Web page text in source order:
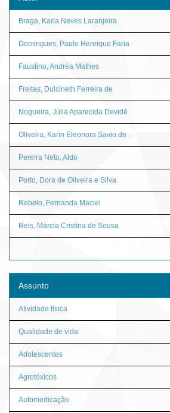
Braga, Karla Neves Laranjeira
Domingues, Paulo Henrique Faria
Faustino, Andréa Mathes
Freitas, Dulcineth Ferreira de
Nogueira, Júlia Aparecida Devidé
Oliveira, Karin Eleonora Savio de
Pereira Neto, Aldo
Porto, Dora de Oliveira e Silva
Rebelo, Fernanda Maciel
Reis, Márcia Cristina de Sousa
Assunto
Atividade física
Qualidade de vida
Adolescentes
Agrotóxicos
Automedicação